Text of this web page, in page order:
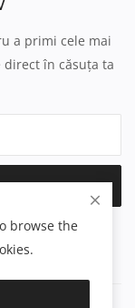
a primi cele mai
în căsuța ta
browse the